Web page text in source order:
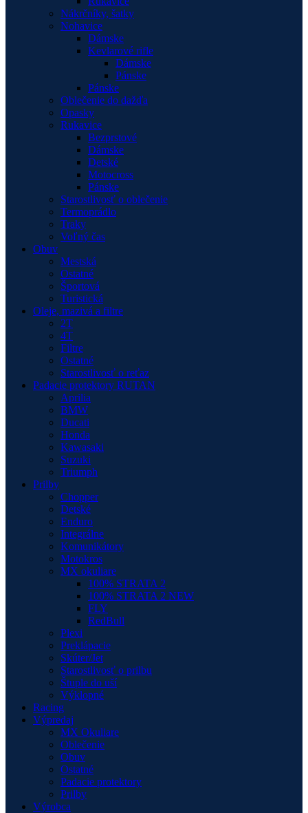
Nákrčníky, šatky
Nohavice
Dámske
Kevlarové rifle
Dámske
Pánske
Pánske
Oblečenie do dažďa
Opasky
Rukavice
Bezprstové
Dámske
Detské
Motocross
Pánske
Starostlivosť o oblečenie
Termoprádlo
Traky
Voľný čas
Obuv
Mestská
Ostatné
Športová
Turistická
Oleje, mazivá a filtre
2T
4T
Filtre
Ostatné
Starostlivosť o reťaz
Padacie protektory RUTAN
Aprilia
BMW
Ducati
Honda
Kawasaki
Suzuki
Triumph
Prilby
Chopper
Detské
Enduro
Integrálne
Komunikátory
Motokros
MX okuliare
100% STRATA 2
100% STRATA 2 NEW
FLY
RedBull
Plexi
Preklápacie
Skúter/Jet
Starostlivosť o prilbu
Štuple do uší
Výklopné
Racing
Výpredaj
MX Okuliare
Oblečenie
Obuv
Ostatné
Padacie protektory
Prilby
Výrobca